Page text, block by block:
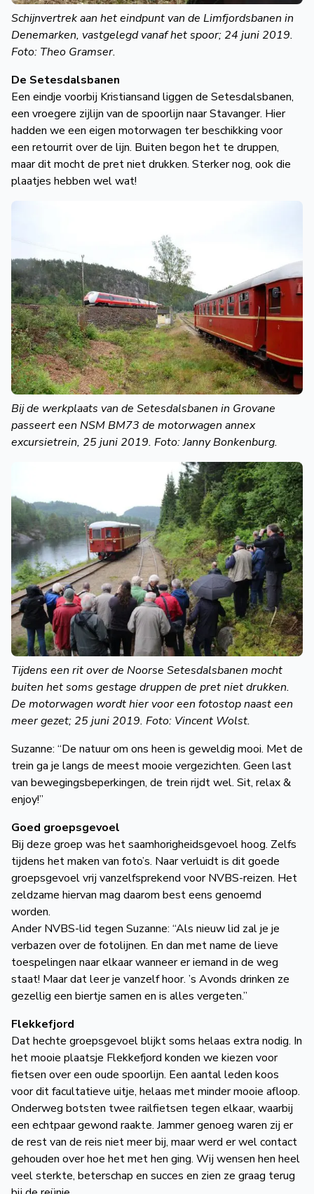
Schijnvertrek aan het eindpunt van de Limfjordsbanen in
Denemarken, vastgelegd vanaf het spoor; 24 juni 2019.
Foto: Theo Gramser.
De Setesdalsbanen
Een eindje voorbij Kristiansand liggen de Setesdalsbanen,
een vroegere zijlijn van de spoorlijn naar Stavanger. Hier
hadden we een eigen motorwagen ter beschikking voor
een retourrit over de lijn. Buiten begon het te druppen,
maar dit mocht de pret niet drukken. Sterker nog, ook die
plaatjes hebben wel wat!
Bij de werkplaats van de Setesdalsbanen in Grovane
passeert een NSM BM73 de motorwagen annex
excursietrein, 25 juni 2019. Foto: Janny Bonkenburg.
Tijdens een rit over de Noorse Setesdalsbanen mocht
buiten het soms gestage druppen de pret niet drukken.
De motorwagen wordt hier voor een fotostop naast een
meer gezet; 25 juni 2019. Foto: Vincent Wolst.
Suzanne: “De natuur om ons heen is geweldig mooi. Met de
trein ga je langs de meest mooie vergezichten. Geen last
van bewegingsbeperkingen, de trein rijdt wel. Sit, relax &
enjoy!”
Goed groepsgevoel
Bij deze groep was het saamhorigheidsgevoel hoog. Zelfs
tijdens het maken van foto’s. Naar verluidt is dit goede
groepsgevoel vrij vanzelfsprekend voor NVBS-reizen. Het
zeldzame hiervan mag daarom best eens genoemd
worden.
Ander NVBS-lid tegen Suzanne: “Als nieuw lid zal je je
verbazen over de fotolijnen. En dan met name de lieve
toespelingen naar elkaar wanneer er iemand in de weg
staat! Maar dat leer je vanzelf hoor. ’s Avonds drinken ze
gezellig een biertje samen en is alles vergeten.”
Flekkefjord
Dat hechte groepsgevoel blijkt soms helaas extra nodig. In
het mooie plaatsje Flekkefjord konden we kiezen voor
fietsen over een oude spoorlijn. Een aantal leden koos
voor dit facultatieve uitje, helaas met minder mooie afloop.
Onderweg botsten twee railfietsen tegen elkaar, waarbij
een echtpaar gewond raakte. Jammer genoeg waren zij er
de rest van de reis niet meer bij, maar werd er wel contact
gehouden over hoe het met hen ging. Wij wensen hen heel
veel sterkte, beterschap en succes en zien ze graag terug